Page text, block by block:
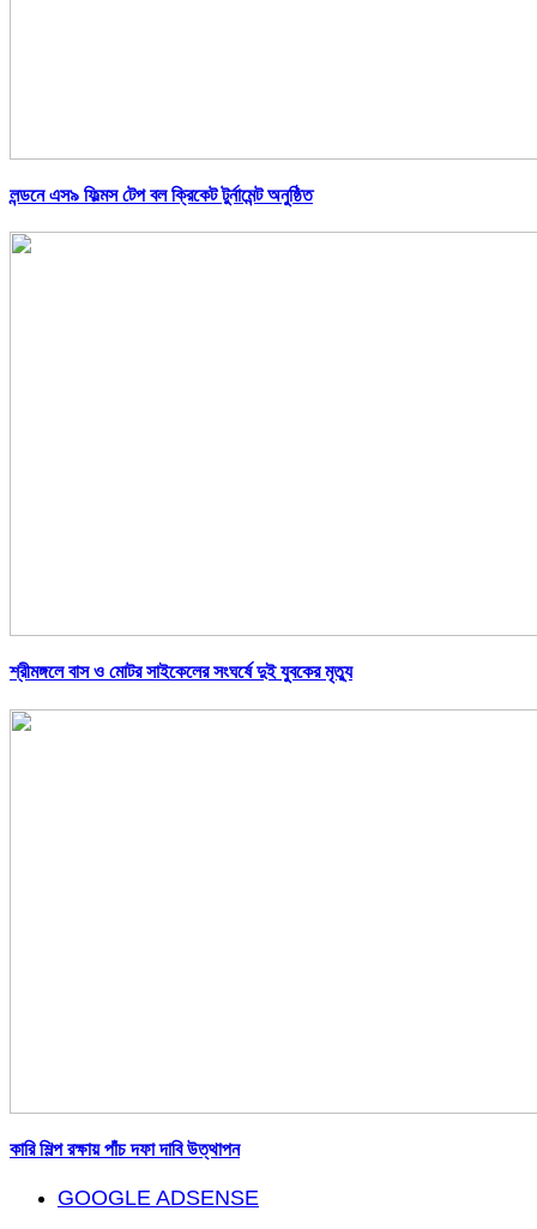
লন্ডনে এস৯ ফিল্মস টেপ বল ক্রিকেট টুর্নামেন্ট অনুষ্ঠিত
শ্রীমঙ্গলে বাস ও মোটর সাইকেলের সংঘর্ষে দুই যুবকের মৃত্যু
কারি শিল্প রক্ষায় পাঁচ দফা দাবি উত্থাপন
GOOGLE ADSENSE